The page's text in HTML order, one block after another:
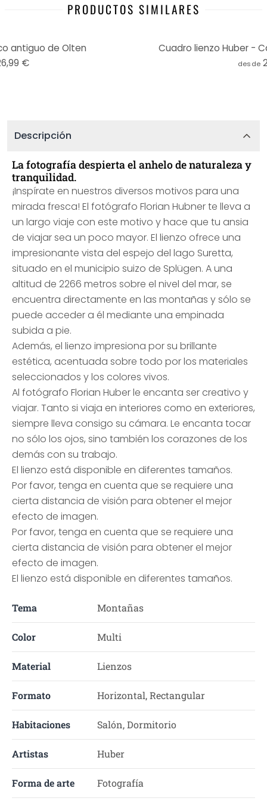
PRODUCTOS SIMILARES
antiguo de Olten
€
Cuadro lienzo Huber -
desde
Descripción
La fotografía despierta el anhelo de naturaleza y
tranquilidad.
¡Inspírate en nuestros diversos motivos para una
mirada fresca! El fotógrafo Florian Hubner te lleva a
un largo viaje con este motivo y hace que tu ansia
de viajar sea un poco mayor. El lienzo ofrece una
impresionante vista del espejo del lago Suretta,
situado en el municipio suizo de Splügen. A una
altitud de 2266 metros sobre el nivel del mar, se
encuentra directamente en las montañas y sólo se
puede acceder a él mediante una empinada
subida a pie.
Además, el lienzo impresiona por su brillante
estética, acentuada sobre todo por los materiales
seleccionados y los colores vivos.
Al fotógrafo Florian Huber le encanta ser creativo y
viajar. Tanto si viaja en interiores como en exteriores,
siempre lleva consigo su cámara. Le encanta tocar
no sólo los ojos, sino también los corazones de los
demás con su trabajo.
El lienzo está disponible en diferentes tamaños.
Por favor, tenga en cuenta que se requiere una
cierta distancia de visión para obtener el mejor
efecto de imagen.
Por favor, tenga en cuenta que se requiere una
cierta distancia de visión para obtener el mejor
efecto de imagen.
El lienzo está disponible en diferentes tamaños.
Tema Montañas
Color Multi
Material Lienzos
Formato Horizontal, Rectangular
Habitaciones Salón, Dormitorio
Artistas Huber
Forma de arte Fotografía